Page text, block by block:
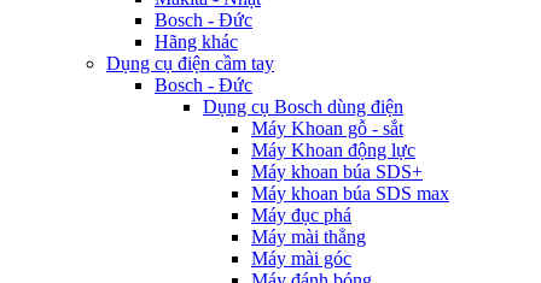
Bosch - Đức
Hãng khác
Dụng cụ điện cầm tay
Bosch - Đức
Dụng cụ Bosch dùng điện
Máy Khoan gỗ - sắt
Máy Khoan động lực
Máy khoan búa SDS+
Máy khoan búa SDS max
Máy đục phá
Máy mài thẳng
Máy mài góc